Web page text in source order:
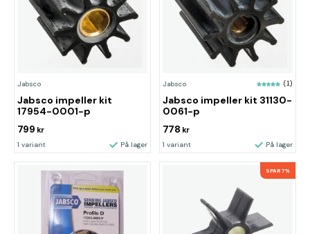
Jabsco
Jabsco impeller kit
17954-0001-p
799 kr
1 variant På lager
Jabsco (1)
Jabsco impeller kit 31130-
0061-p
778 kr
1 variant På lager
SPAR 7%